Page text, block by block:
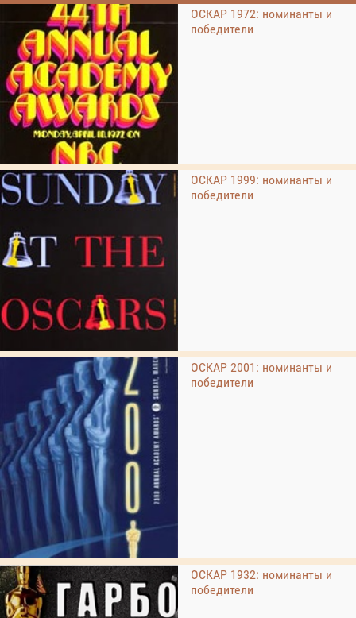
ОСКАР 1972: номинанты и
победители
ОСКАР 1999: номинанты и
победители
ОСКАР 2001: номинанты и
победители
ОСКАР 1932: номинанты и
победители